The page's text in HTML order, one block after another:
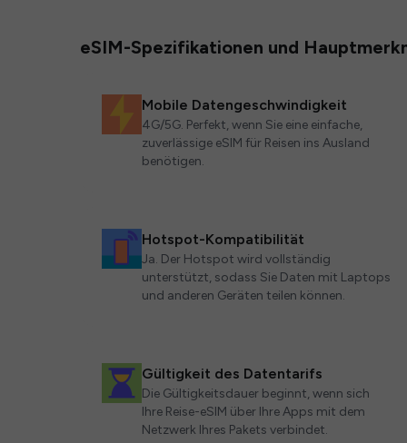
eSIM-Spezifikationen und
Mobile Datengeschwindigkeit
4G/5G. Perfekt, wenn Sie eine einfache,
zuverlässige eSIM für Reisen ins Ausland
benötigen.
Hotspot-Kompatibilität
Ja. Der Hotspot wird vollständig
unterstützt, sodass Sie Daten mit Laptops
und anderen Geräten teilen können.
Gültigkeit des Datentarifs
Die Gültigkeitsdauer beginnt, wenn sich
Ihre Reise-eSIM über Ihre Apps mit dem
Netzwerk Ihres Pakets verbindet.